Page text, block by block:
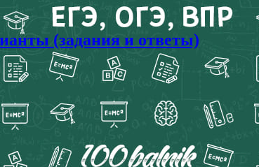
(задания и ответы)